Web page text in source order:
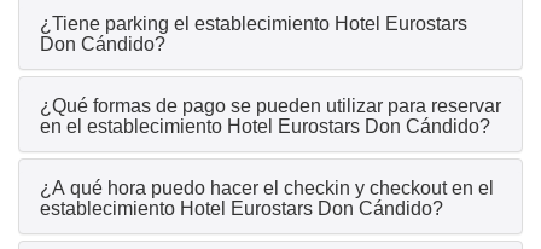
¿Tiene parking el establecimiento Hotel Eurostars
Don Cándido?
¿Qué formas de pago se pueden utilizar para reservar
en el establecimiento Hotel Eurostars Don Cándido?
¿A qué hora puedo hacer el checkin y checkout en el
establecimiento Hotel Eurostars Don Cándido?